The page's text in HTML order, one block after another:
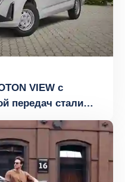
VIEW с
передач стали
на российском
продаж